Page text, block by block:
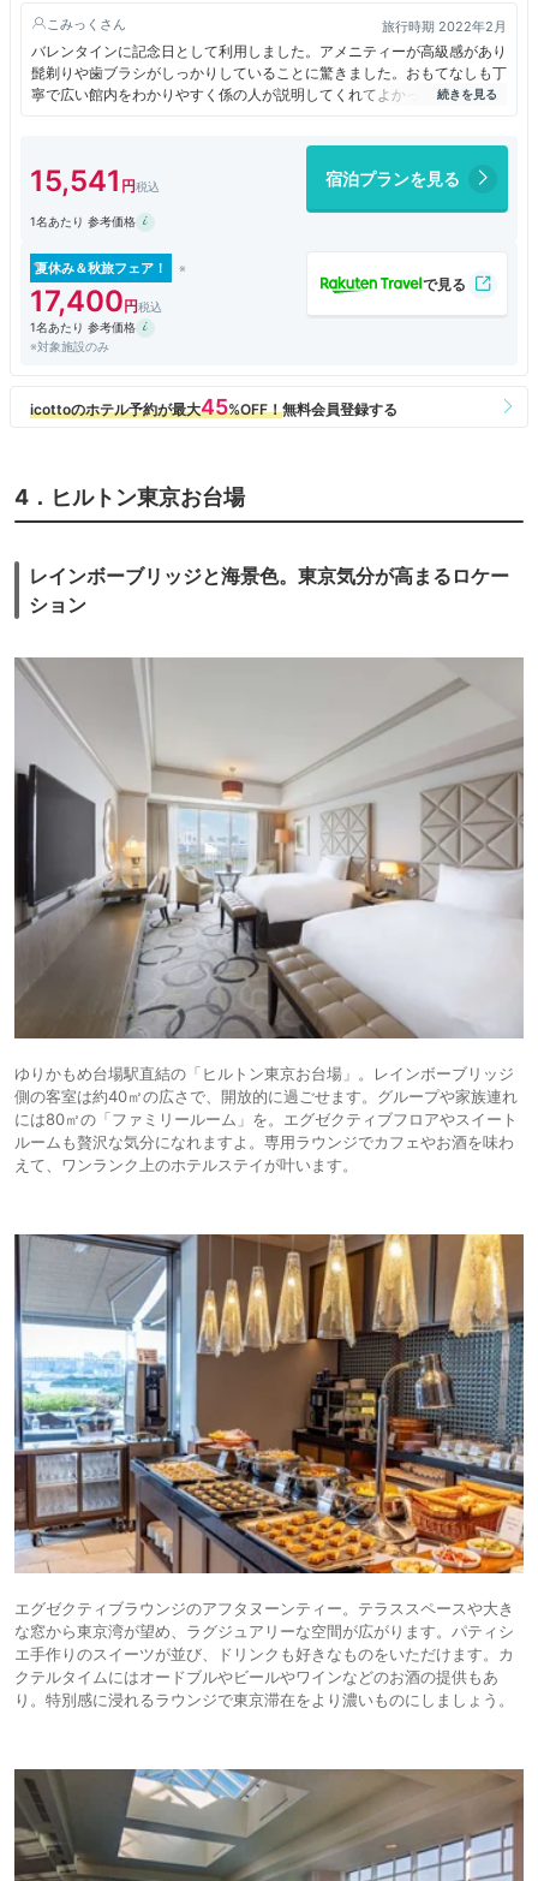
こみっく 旅行時期 2022年2月
バレンタインに記念日として利用しました。アメニティーが高級感があり
髭剃りや歯ブラシがしっかりしていることに驚きました。おもてなしも丁
寧で広い館内をわかりやすく係の人が説明してくれてよかったです。ベッ
ドや枕もクッション性に優れて快適です。チョコレートをお土産に購入し
15,541 宿泊プランを見る
1名あたり 参考価格
夏休み＆秋旅フェア！
17,400
1名あたり 参考価格
※対象施設のみ
4．ヒルトン東京お台場
レインボーブリッジと海景色。東京気分が高まるロケー
ション
ゆりかもめ台場駅直結の「ヒルトン東京お台場」。レインボーブリッジ
側の客室は約40㎡の広さで、開放的に過ごせます。グループや家族連れ
には80㎡の「ファミリールーム」を。エグゼクティブフロアやスイート
ルームも贅沢な気分になれますよ。専用ラウンジでカフェやお酒を味わ
えて、ワンランク上のホテルステイが叶います。
エグゼクティブラウンジのアフタヌーンティー。テラススペースや大き
な窓から東京湾が望め、ラグジュアリーな空間が広がります。パティシ
エ手作りのスイーツが並び、ドリンクも好きなものをいただけます。カ
クテルタイムにはオードブルやビールやワインなどのお酒の提供もあ
り。特別感に浸れるラウンジで東京滞在をより濃いものにしましょう。